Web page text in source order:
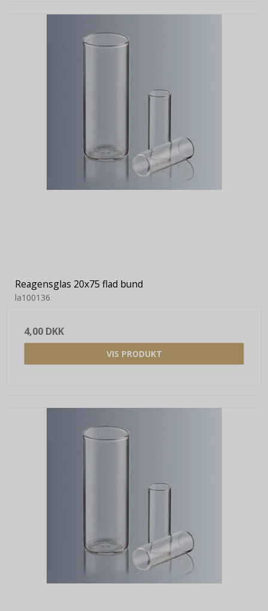
Reagensglas 20x75 flad bund
la100136
4,00 DKK
VIS PRODUKT